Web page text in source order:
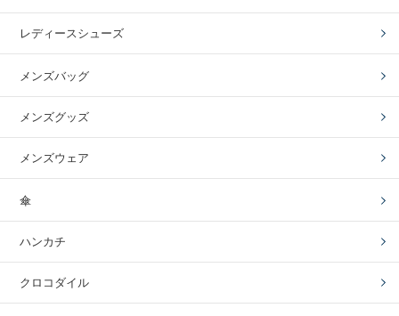
レディースシューズ
メンズバッグ
メンズグッズ
メンズウェア
傘
ハンカチ
クロコダイル